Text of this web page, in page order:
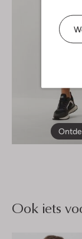
Ook iets